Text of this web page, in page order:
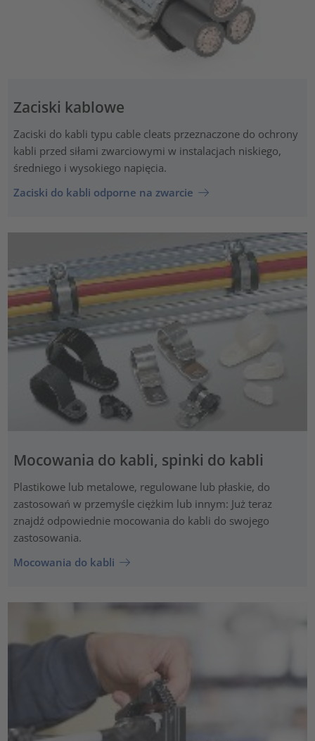
Zaciski kablowe
Zaciski do kabli typu cable cleats przeznaczone do ochrony
kabli przed siłami zwarciowymi w instalacjach niskiego,
średniego i wysokiego napięcia.
Zaciski do kabli odporne na zwarcie
Mocowania do kabli, spinki do kabli
Plastikowe lub metalowe, regulowane lub płaskie, do
zastosowań w przemyśle ciężkim lub innym: Już teraz
znajdź odpowiednie mocowania do kabli do swojego
zastosowania.
Mocowania do kabli